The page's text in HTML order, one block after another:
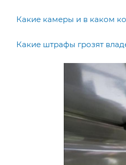
Какие камеры и в каком
Какие штрафы грозят